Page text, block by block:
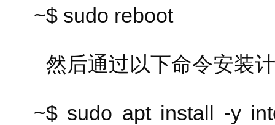
~$ sudo reboot
然后通过以下命令安装
~$ sudo apt install -y